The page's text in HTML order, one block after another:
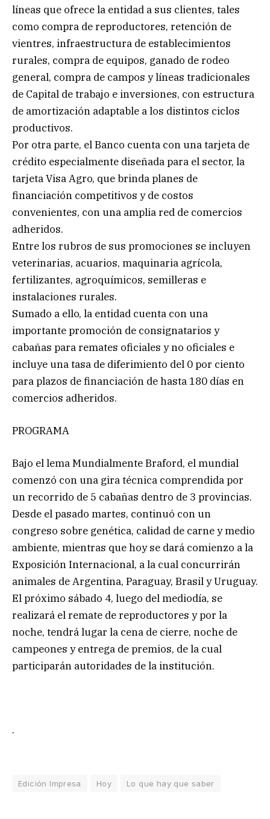
líneas que ofrece la entidad a sus clientes, tales
como compra de reproductores, retención de
vientres, infraestructura de establecimientos
rurales, compra de equipos, ganado de rodeo
general, compra de campos y líneas tradicionales
de Capital de trabajo e inversiones, con estructura
de amortización adaptable a los distintos ciclos
productivos.
Por otra parte, el Banco cuenta con una tarjeta de
crédito especialmente diseñada para el sector, la
tarjeta Visa Agro, que brinda planes de
financiación competitivos y de costos
convenientes, con una amplia red de comercios
adheridos.
Entre los rubros de sus promociones se incluyen
veterinarias, acuarios, maquinaria agrícola,
fertilizantes, agroquímicos, semilleras e
instalaciones rurales.
Sumado a ello, la entidad cuenta con una
importante promoción de consignatarios y
cabañas para remates oficiales y no oficiales e
incluye una tasa de diferimiento del 0 por ciento
para plazos de financiación de hasta 180 días en
comercios adheridos.
PROGRAMA
Bajo el lema Mundialmente Braford, el mundial
comenzó con una gira técnica comprendida por
un recorrido de 5 cabañas dentro de 3 provincias.
Desde el pasado martes, continuó con un
congreso sobre genética, calidad de carne y medio
ambiente, mientras que hoy se dará comienzo a la
Exposición Internacional, a la cual concurrirán
animales de Argentina, Paraguay, Brasil y Uruguay.
El próximo sábado 4, luego del mediodía, se
realizará el remate de reproductores y por la
noche, tendrá lugar la cena de cierre, noche de
campeones y entrega de premios, de la cual
participarán autoridades de la institución.
.
Edición Impresa Hoy Lo que hay que saber